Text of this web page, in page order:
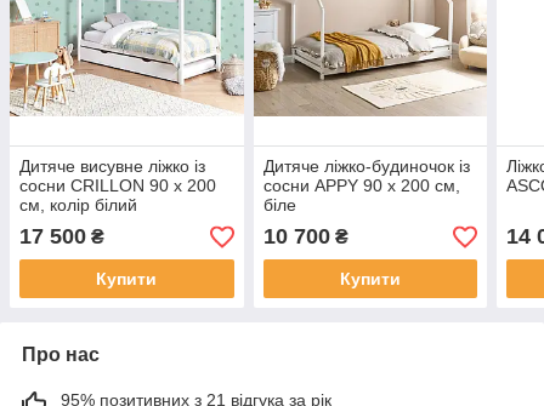
Дитяче висувне ліжко із
сосни CRILLON 90 x 200
см, колір білий
17 500 ₴
Купити
Дитяче ліжко-будиночок із
сосни APPY 90 x 200 см,
біле
10 700₴
Купити
14
Про нас
95% позитивних з 21 відгука за рік